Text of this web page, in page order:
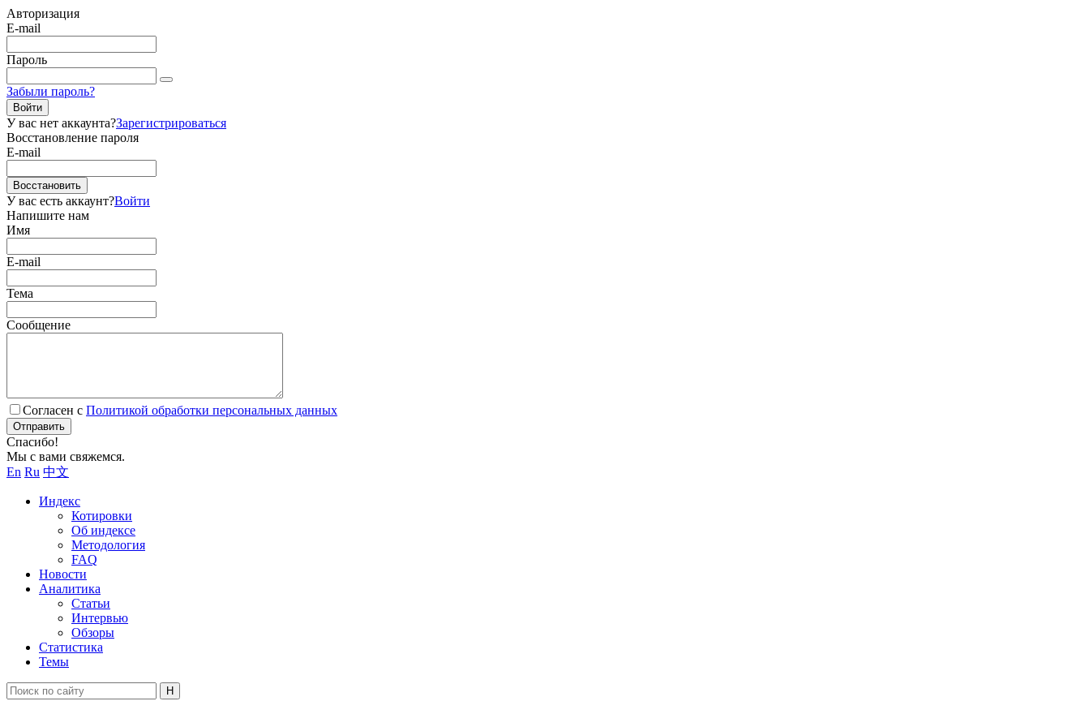
Авторизация
E-mail
Пароль
Забыли пароль?
Войти
У вас нет аккаунта?Зарегистрироваться
Восстановление пароля
E-mail
Восстановить
У вас есть аккаунт?Войти
Напишите нам
Имя
E-mail
Тема
Сообщение
Согласен с Политикой обработки персональных данных
Отправить
Спасибо!
Мы с вами свяжемся.
En Ru 中文
Индекс
Котировки
Об индексе
Методология
FAQ
Новости
Аналитика
Статьи
Интервью
Обзоры
Статистика
Темы
Н